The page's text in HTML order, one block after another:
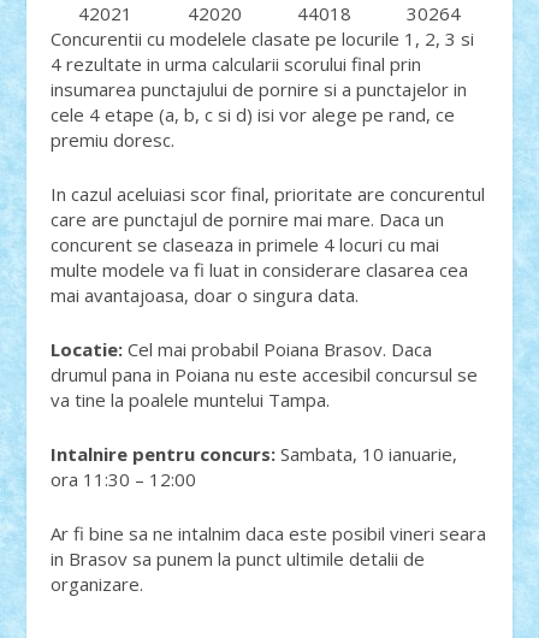
42021 42020 44018
30264
Concurentii cu modelele clasate pe locurile 1, 2, 3 si
4 rezultate in urma calcularii scorului final prin
insumarea punctajului de pornire si a punctajelor in
cele 4 etape (a, b, c si d) isi vor alege pe rand, ce
premiu doresc.
In cazul aceluiasi scor final, prioritate are concurentul
care are punctajul de pornire mai mare. Daca un
concurent se claseaza in primele 4 locuri cu mai
multe modele va fi luat in considerare clasarea cea
mai avantajoasa, doar o singura data.
Locatie: Cel mai probabil Poiana Brasov. Daca
drumul pana in Poiana nu este accesibil concursul se
va tine la poalele muntelui Tampa.
Intalnire pentru concurs: Sambata, 10 ianuarie,
ora 11:30 – 12:00
Ar fi bine sa ne intalnim daca este posibil vineri seara
in Brasov sa punem la punct ultimile detalii de
organizare.